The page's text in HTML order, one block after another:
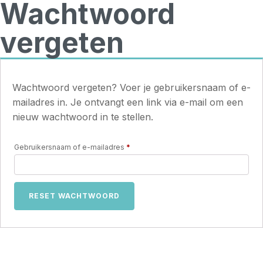
Wachtwoord
vergeten
Wachtwoord vergeten? Voer je gebruikersnaam of e-
mailadres in. Je ontvangt een link via e-mail om een
nieuw wachtwoord in te stellen.
Gebruikersnaam of e-mailadres *
RESET WACHTWOORD